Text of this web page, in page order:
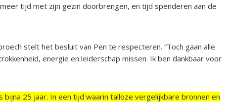
tijd met zijn gezin doorbrengen, en tijd spenderen aan de
stelt het besluit van Pen te respecteren. “Toch gaan alle
energie en leiderschap missen. Ik ben dankbaar voor
25 jaar. In een tijd waarin talloze vergelijkbare bronnen en